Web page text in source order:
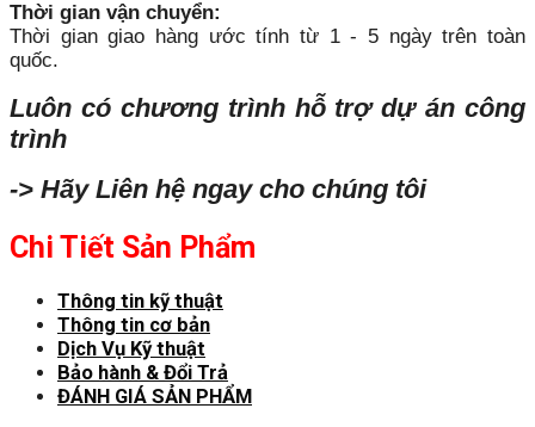
Thời gian vận chuyển:
Thời gian giao hàng ước tính từ 1 - 5 ngày trên toàn
quốc.
Luôn có chương trình hỗ trợ dự án công
trình
-> Hãy Liên hệ ngay cho chúng tôi
Chi Tiết Sản Phẩm
Thông tin kỹ thuật
Thông tin cơ bản
Dịch Vụ Kỹ thuật
Bảo hành & Đổi Trả
ĐÁNH GIÁ SẢN PHẨM